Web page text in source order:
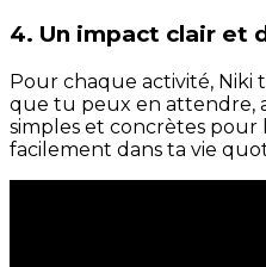
4. Un impact clair et
Pour chaque activité, Niki
que tu peux en attendre,
simples et concrètes pour
facilement dans ta vie